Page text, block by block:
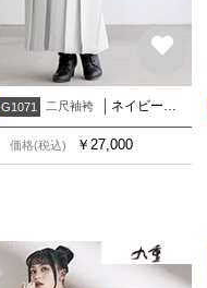
G1071 二尺袖袴 ネイビー アネモネ
価格(税込) ￥27,000